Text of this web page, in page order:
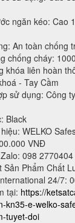
ngăn kéo: Cao
An toàn chống
chống cháy:
khóa liên hoàn
- Tay Cầm
sử dụng: Công
Black
WELKO
VNĐ
098 2770404
Sản Phẩm Chất
24/7:
tại: https://
kn35-e-welko-
tuyet-doi